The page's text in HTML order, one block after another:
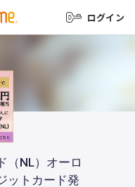
ログイン
（NL）オーロ
ットカード発